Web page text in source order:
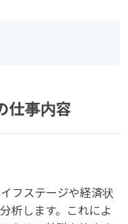
仕事内容
フステージや経済状
析します。これによ